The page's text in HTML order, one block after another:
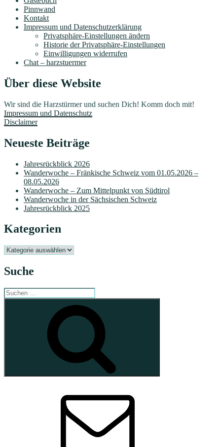
Pinnwand
Kontakt
Impressum und Datenschutzerklärung
Privatsphäre-Einstellungen ändern
Historie der Privatsphäre-Einstellungen
Einwilligungen widerrufen
Chat – harzstuermer
Über diese Website
Wir sind die Harzstürmer und suchen Dich! Komm doch mit!
Impressum und Datenschutz
Disclaimer
Neueste Beiträge
Jahresrückblick 2026
Wanderwoche – Fränkische Schweiz vom 01.05.2026 –
08.05.2026
Wanderwoche – Zum Mittelpunkt von Südtirol
Wanderwoche in der Sächsischen Schweiz
Jahresrückblick 2025
Kategorien
Kategorien
Suche
Suchen
nach: